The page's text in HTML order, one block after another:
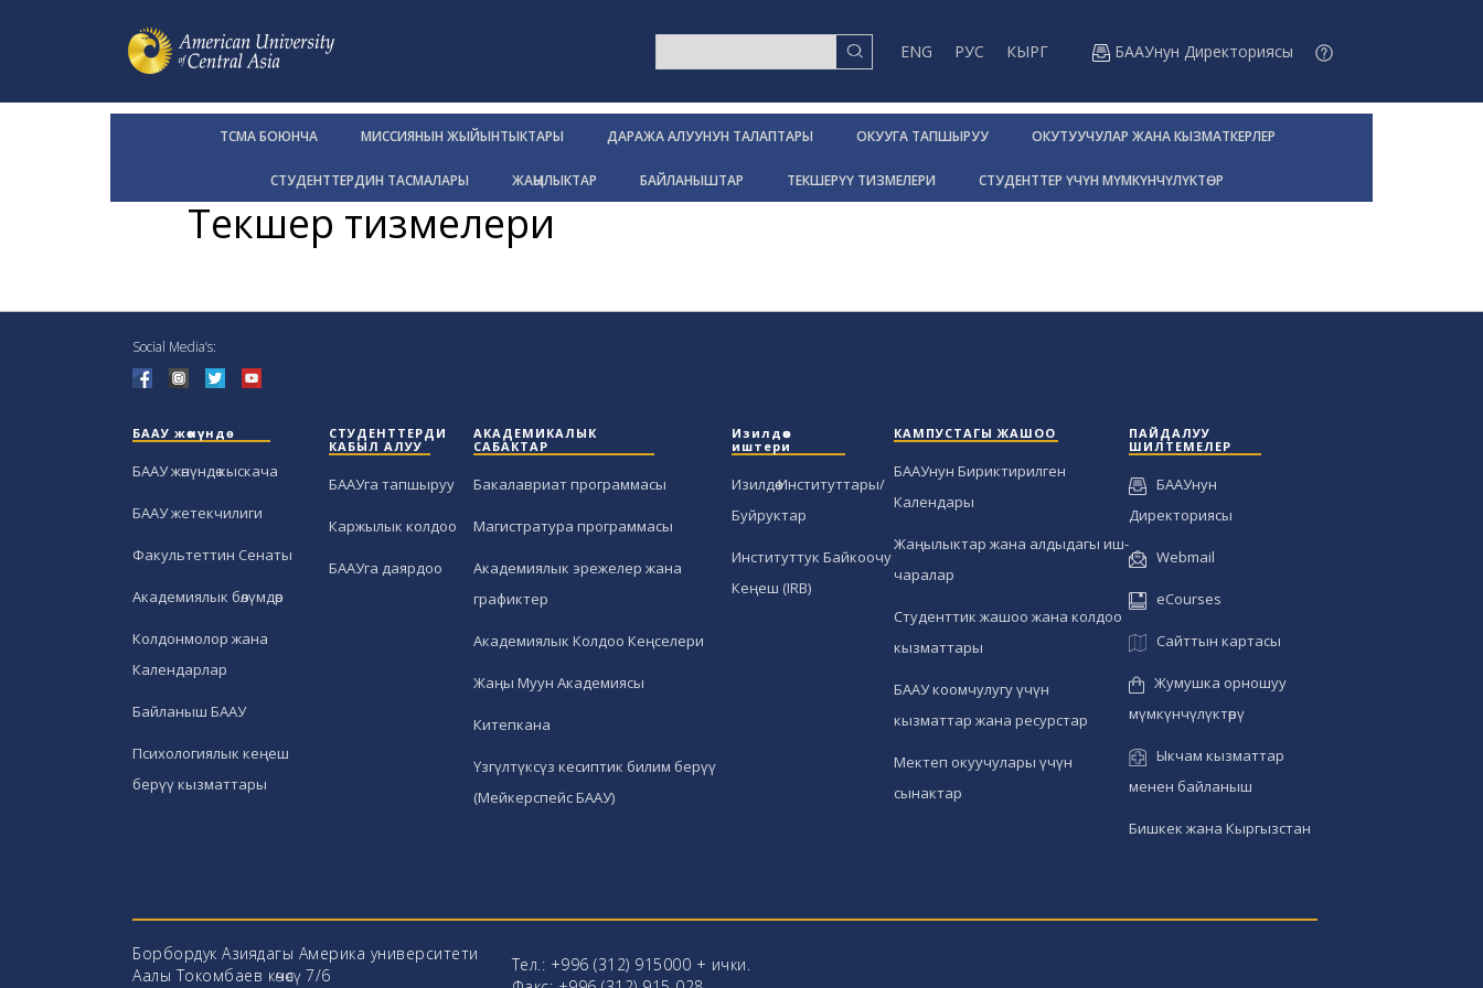
ENG РУС КЫРГ БААУнун Директориясы
TCMA БОЮНЧА МИССИЯНЫН ЖЫЙЫНТЫКТАРЫ ДАРАЖА АЛУУНУН ТАЛАПТАРЫ ОКУУГА ТАПШЫРУУ ОКУТУУЧУЛАР ЖАНА КЫЗМАТКЕРЛЕР
СТУДЕНТТЕРДИН ТАСМАЛАРЫ ЖАҢЫЛЫКТАР БАЙЛАНЫШТАР ТЕКШЕРҮҮ ТИЗМЕЛЕРИ СТУДЕНТТЕР ҮЧҮН МҮМКҮНЧҮЛҮКТӨР
Текшерүү тизмелери
Social Media’s:
БААУ жөнүндө
БААУ жөнүндө кыскача
БААУ жетекчилиги
Факультеттин Сенаты
Академиялык бөлүмдөр
Колдонмолор жана
Календарлар
Байланыш БААУ
Психологиялык кеңеш
берүү кызматтары
СТУДЕНТТЕРДИ
КАБЫЛ АЛУУ
БААУга тапшыруу
Каржылык колдоо
БААУга даярдоо
АКАДЕМИКАЛЫК
САБАКТАР
Бакалавриат программасы
Магистратура программасы
Академиялык эрежелер жана
графиктер
Академиялык Колдоо Кеңселери
Жаңы Муун Академиясы
Китепкана
Үзгүлтүксүз кесиптик билим берүү
(Мейкерспейс БААУ)
Изилдөө
иштери
Изилдөө Институттары/
Буйруктар
Институттук Байкоочу
Кеңеш (IRB)
КАМПУСТАГЫ ЖАШОО
БААУнун Бириктирилген
Календары
Жаңылыктар жана алдыдагы иш-
чаралар
Студенттик жашоо жана колдоо
кызматтары
БААУ коомчулугу үчүн
кызматтар жана ресурстар
Мектеп окуучулары үчүн
сынактар
ПАЙДАЛУУ
ШИЛТЕМЕЛЕР
БААУнун
Директориясы
Webmail
eCourses
Сайттын картасы
Жумушка орношуу
мүмкүнчүлүктөрү
Ыкчам кызматтар
менен байланыш
Бишкек жана Кыргызстан
Борбордук Азиядагы Америка университети
Аалы Токомбаев көчөсү 7/6
Тел.: +996 (312) 915000 + ички.